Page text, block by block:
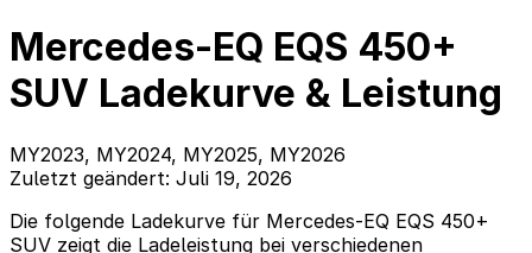
Mercedes-EQ EQS 450+
SUV Ladekurve & Leistung
MY2023, MY2024, MY2025, MY2026
Zuletzt geändert: Juli 19, 2026
Die folgende Ladekurve für Mercedes-EQ EQS 450+
SUV zeigt die Ladeleistung bei verschiedenen